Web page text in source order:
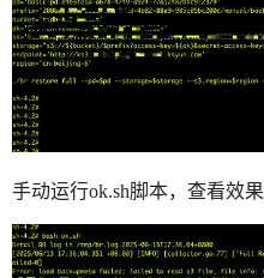
手动运行ok.sh脚本，查看效果